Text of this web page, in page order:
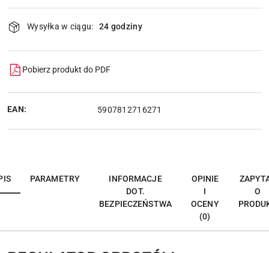
i
dostawa
Wysyłka w ciągu: 24 godziny
Pobierz produkt do PDF
EAN: 5907812716271
PARAMETRY
INFORMACJE
DOT.
BEZPIECZEŃSTWA
OPINIE
I
OCENY
(0)
O